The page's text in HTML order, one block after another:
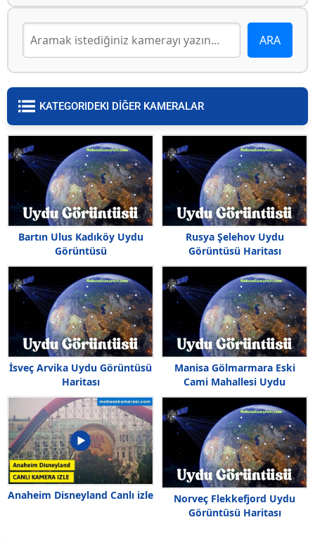
KATEGORIDEKI DİĞER KAMERALAR
Bartın Ulus Kadıköy Uydu
Görüntüsü
Rusya Şelehov Uydu
Görüntüsü Haritası
İsveç Arvika Uydu Görüntüsü
Haritası
Manisa Gölmarmara Eski
Cami Mahallesi Uydu
Görüntüsü
Anaheim Disneyland Canlı izle
Norveç Flekkefjord Uydu
Görüntüsü Haritası